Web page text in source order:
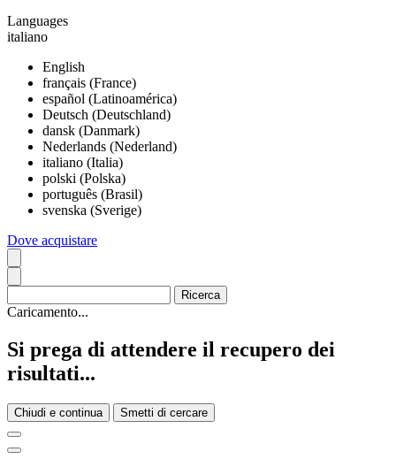
Languages
italiano
English
français (France)
español (Latinoamérica)
Deutsch (Deutschland)
dansk (Danmark)
Nederlands (Nederland)
italiano (Italia)
polski (Polska)
português (Brasil)
svenska (Sverige)
Dove acquistare
Caricamento...
Si prega di attendere il recupero dei
risultati...
Chiudi e continua Smetti di cercare